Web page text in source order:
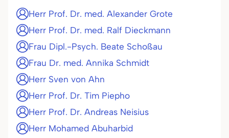
Herr Prof. Dr. med. Alexander Grote
Herr Prof. Dr. med. Ralf Dieckmann
Frau Dipl.-Psych. Beate Schoßau
Frau Dr. med. Annika Schmidt
Herr Sven von Ahn
Herr Prof. Dr. Tim Piepho
Herr Prof. Dr. Andreas Neisius
Herr Mohamed Abuharbid